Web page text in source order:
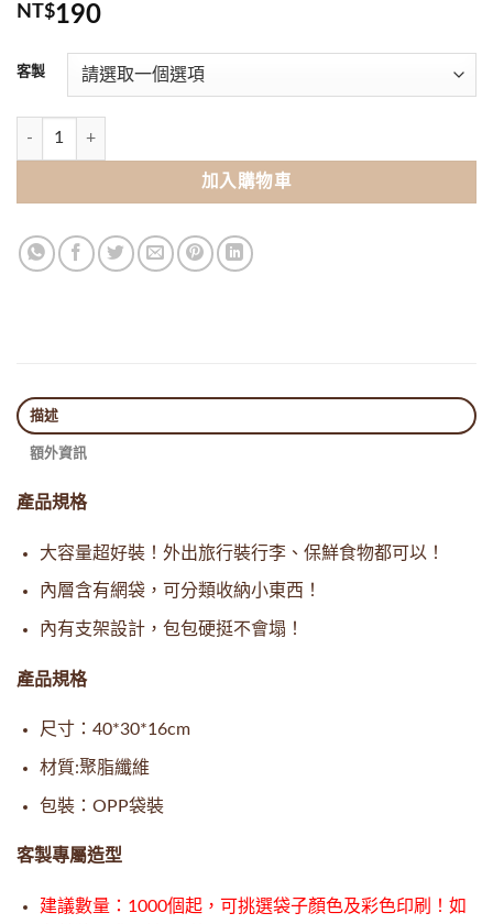
NT$190
客製
客製化大開口旅行袋(含保溫袋功能) 數量
加入購物車
描述
額外資訊
產品規格
大容量超好裝！外出旅行裝行李、保鮮食物都可以！
內層含有網袋，可分類收納小東西！
內有支架設計，包包硬挺不會塌！
產品規格
尺寸：40*30*16cm
材質:聚脂纖維
包裝：OPP袋裝
客製專屬造型
建議數量：1000個起，可挑選袋子顏色及彩色印刷！如